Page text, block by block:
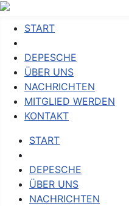
START
DEPESCHE
ÜBER UNS
NACHRICHTEN
MITGLIED WERDEN
KONTAKT
START
DEPESCHE
ÜBER UNS
NACHRICHTEN